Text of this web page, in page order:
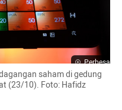
Perbesar
saham di gedung
(23/10). Foto: Hafidz